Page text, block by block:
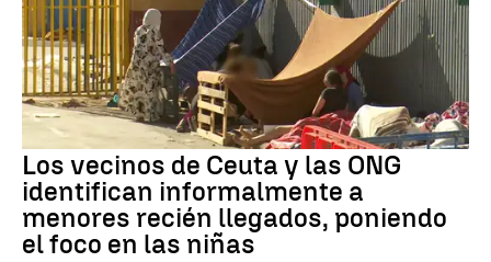
Los vecinos de Ceuta y las ONG
identifican informalmente a
menores recién llegados, poniendo
el foco en las niñas